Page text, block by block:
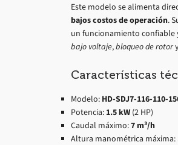
Este modelo se alimenta
bajos costos de operación.
un funcionamiento confiable
bajo voltaje,bloqueo de rotor
Características
Modelo: HD-SDJ7-116-110-
Potencia: 1.5 kW (2 HP)
Caudal máximo:7 m³/h
Altura manométrica máxima: